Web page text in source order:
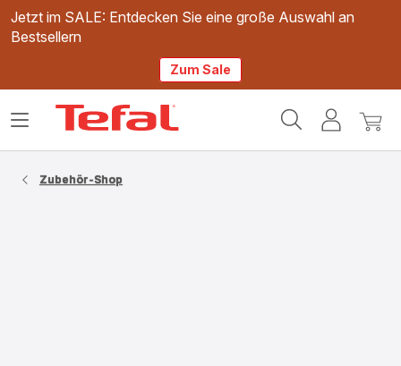
Jetzt im SALE: Entdecken Sie eine große Auswahl an
Bestsellern
Zum Sale
Mein
Mein
Das
Zubehör-Shop